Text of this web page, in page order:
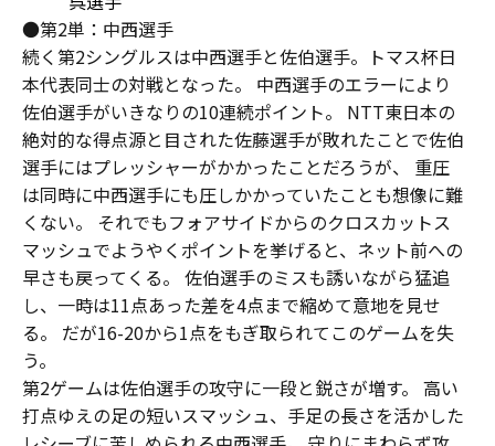
●第2単：中西選手
続く第2シングルスは中西選手と佐伯選手。トマス杯日
本代表同士の対戦となった。 中西選手のエラーにより
佐伯選手がいきなりの10連続ポイント。 NTT東日本の
絶対的な得点源と目された佐藤選手が敗れたことで佐伯
選手にはプレッシャーがかかったことだろうが、 重圧
は同時に中西選手にも圧しかかっていたことも想像に難
くない。 それでもフォアサイドからのクロスカットス
マッシュでようやくポイントを挙げると、ネット前への
早さも戻ってくる。 佐伯選手のミスも誘いながら猛追
し、一時は11点あった差を4点まで縮めて意地を見せ
る。 だが16-20から1点をもぎ取られてこのゲームを失
う。
第2ゲームは佐伯選手の攻守に一段と鋭さが増す。 高い
打点ゆえの足の短いスマッシュ、手足の長さを活かした